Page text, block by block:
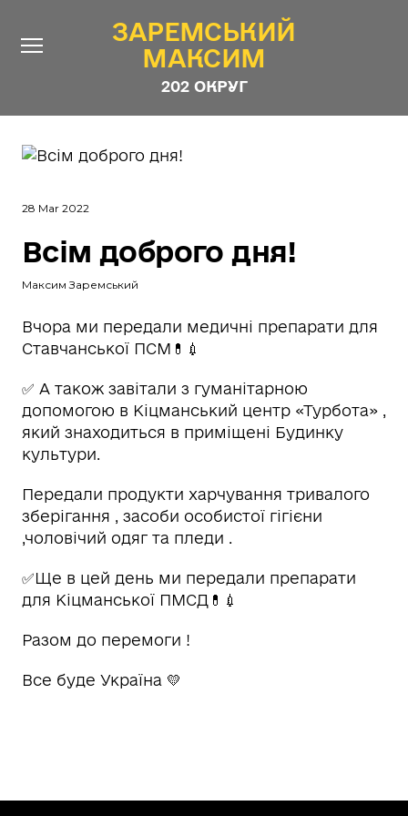
ЗАРЕМСЬКИЙ
МАКСИМ
202 ОКРУГ
ЗАРЕМСЬКИЙ
МАКСИМ
202 ОКРУГ
Звіти
Контакти
Програма
Анонімні опитування
Стежити за Депутатом
28 Mar 2022
Всім доброго дня!
Максим Заремський
Вчора ми передали медичні препарати для
Ставчанської ПСМ💊💉
✅ А також завітали з гуманітарною
допомогою в Кіцманський центр «Турбота» ,
який знаходиться в приміщені Будинку
культури.
Передали продукти харчування тривалого
зберігання , засоби особистої гігієни
,чоловічий одяг та пледи .
✅Ще в цей день ми передали препарати
для Кіцманської ПМСД💊💉
Разом до перемоги !
Все буде Україна 💛